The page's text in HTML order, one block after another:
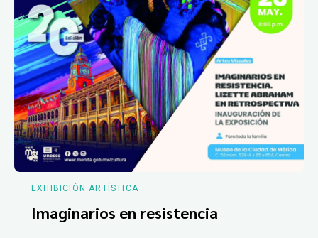
EXHIBICIÓN ARTÍSTICA
Imaginarios en resistencia